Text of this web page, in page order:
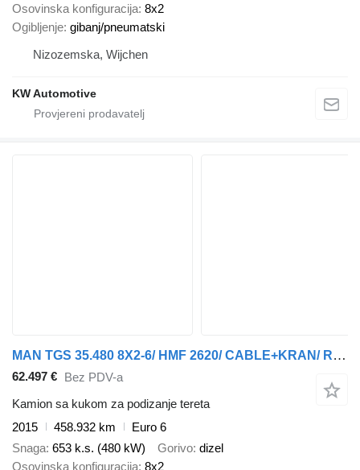
Osovinska konfiguracija 8x2
Ogibljenje gibanj/pneumatski
Nizozemska, Wijchen
KW Automotive
MAN TGS 35.480 8X2-6/ HMF 2620/ CABLE+KRAN/ REMOTE
62.497 € Bez PDV-a
Kamion sa kukom za podizanje tereta
2015
458.932 km
Euro 6
Snaga 653 k.s. (480 kW) Gorivo dizel
Osovinska konfiguracija 8x2